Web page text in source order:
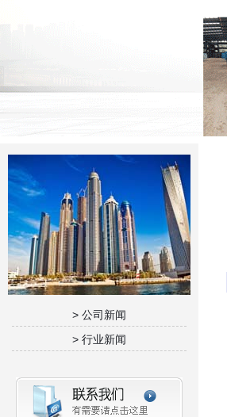
> 公司新闻
> 行业新闻